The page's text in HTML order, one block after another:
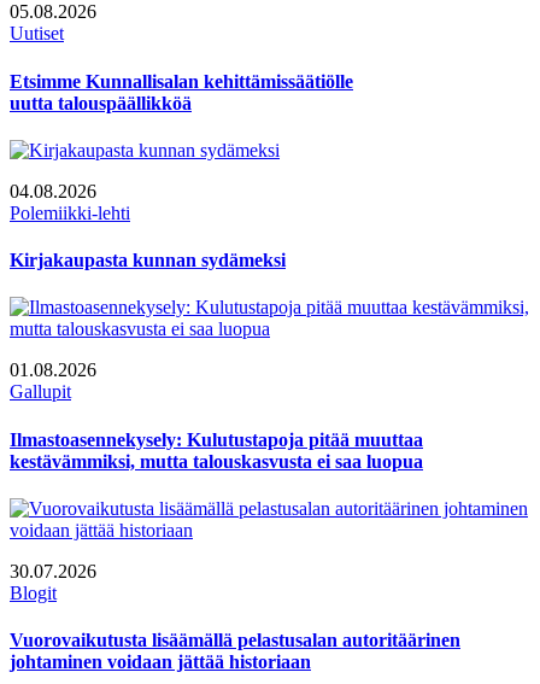
05.08.2026
Uutiset
Etsimme Kunnallisalan kehittämissäätiölle
uutta talouspäällikköä
04.08.2026
Polemiikki-lehti
Kirjakaupasta kunnan sydämeksi
01.08.2026
Gallupit
Ilmastoasennekysely: Kulutustapoja pitää muuttaa
kestävämmiksi, mutta talouskasvusta ei saa luopua
30.07.2026
Blogit
Vuorovaikutusta lisäämällä pelastusalan autoritäärinen
johtaminen voidaan jättää historiaan